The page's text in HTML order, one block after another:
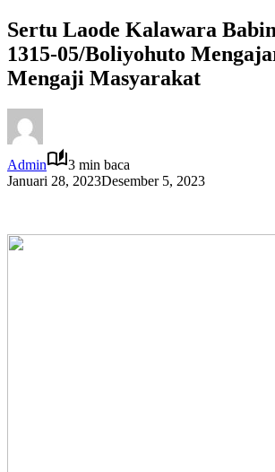
Sertu Laode Kalawara
1315-05/Boliyohuto
Mengaji Masyarakat
Admin
3 min baca
Januari 28, 2023Desember 5, 2023